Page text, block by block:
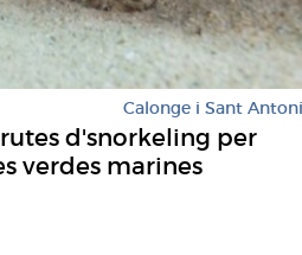
Calonge i Sant Antoni
d'snorkeling per
verdes marines